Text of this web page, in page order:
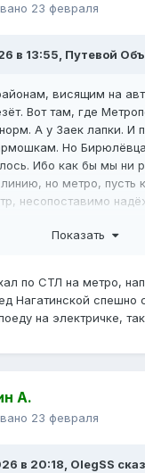
23 февраля
в 13:55, Путевой
висящим на
Вот там, где
А у Заек лапки. И
Но
Ибо как бы мы ни
но метро, пусть
несопоставимо
линии.
Показать
по СТЛ на метро,
Нагатинской спешно
на электричке,
А.
23 февраля
в 20:18, OlegSS